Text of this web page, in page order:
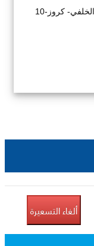
كروز-10
ألغاء التسعيرة